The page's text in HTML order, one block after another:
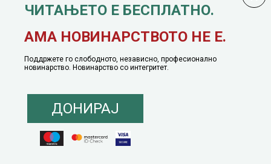
јануари, 1991 година
Понуда за политичко рекламирање
Политика на инклузија |Кодекс на однесување
ЧИТАЊЕТО Е БЕСПЛАТНО.
АМА НОВИНАРСТВОТО НЕ Е.
Поддржете го слободното, независно, професионално
новинарство. Новинарство со интегритет.
ДОНИРАЈ